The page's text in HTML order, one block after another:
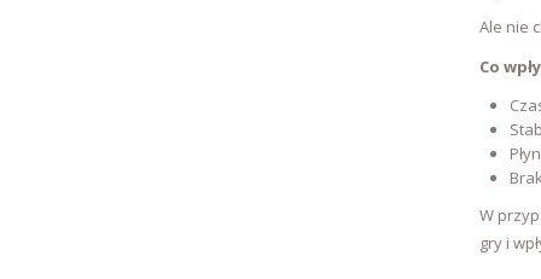
Ale nie
Co
W
gry i